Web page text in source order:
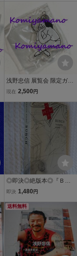
on FREAK 新品・未開封
行けない学校？
浅野忠信 展覧会 限定ガチ
ャ アクリルキーホルダー
on FREAK 新品・未開封
考える人？
現在 2,500 円
◎即決◎絶版本◎『ＢＵ
ＮＣＨ 浅野忠信画集』
冊でも\200円
即決 1,480 円
送料無料